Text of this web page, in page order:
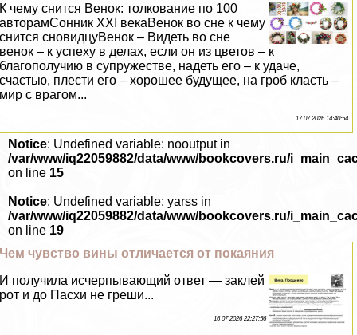
К чему снится Венок: толкование по 100
авторамСонник XXI векаВенок во сне к чему
снится сновидцуВенок – Видеть во сне
венок – к успеху в делах, если он из цветов – к
благополучию в супружестве, надеть его – к удаче,
счастью, плести его – хорошее будущее, на гроб класть –
мир с врагом...
17 07 2026 14:40:54
Notice: Undefined variable: nooutput in
/var/www/iq22059882/data/www/bookcovers.ru/
on line 15
Notice: Undefined variable: yarss in
/var/www/iq22059882/data/www/bookcovers.ru/
on line 19
Чем чувство вины отличается от покаяния
И получила исчерпывающий ответ — заклей
рот и до Пасхи не греши...
16 07 2026 22:27:56